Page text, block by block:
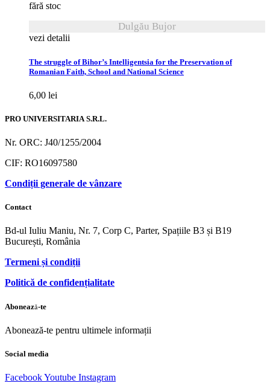
fără stoc
Dulgău Bujor
vezi detalii
The struggle of Bihor’s Intelligentsia for the Preservation of
Romanian Faith, School and National Science
6,00 lei
PRO UNIVERSITARIA S.R.L.
Nr. ORC: J40/1255/2004
CIF: RO16097580
Condiții generale de vânzare
Contact
Bd-ul Iuliu Maniu, Nr. 7, Corp C, Parter, Spațiile B3 și B19
București, România
Termeni și condiții
Politică de confidențialitate
Abonează-te
Abonează-te pentru ultimele informații
Social media
FacebookYoutube Instagram